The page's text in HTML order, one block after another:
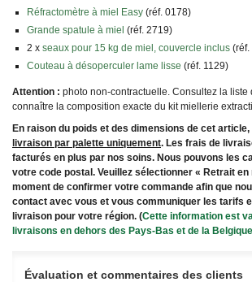
Réfractomètre à miel Easy (réf. 0178)
Grande spatule à miel (réf. 2719)
2 x seaux pour 15 kg de miel, couvercle inclus (réf.
Couteau à désoperculer lame lisse (réf. 1129)
Attention : photo non-contractuelle. Consultez la liste
connaître la composition exacte du kit miellerie
En raison du poids et des dimensions de cet
livraison par palette uniquement. Les frais de
facturés en plus par nos soins. Nous pouvons les
votre code postal. Veuillez sélectionner « Retrait en
moment de confirmer votre commande afin que
contact avec vous et vous communiquer les tarifs
livraison pour votre région. (Cette information est
livraisons en dehors des Pays-Bas et de la Belgique
Évaluation et commentaires des clients